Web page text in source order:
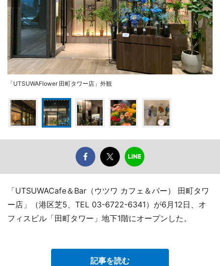
「UTSUWAFlower 田町タワー店」外観
「UTSUWACafe＆Bar（ウツワ カフェ＆バー） 田町タワ
ー店」（港区芝5、TEL 03-6722-6341）が6月12日、オ
フィスビル「田町タワー」地下1階にオープンした。
記事を読む